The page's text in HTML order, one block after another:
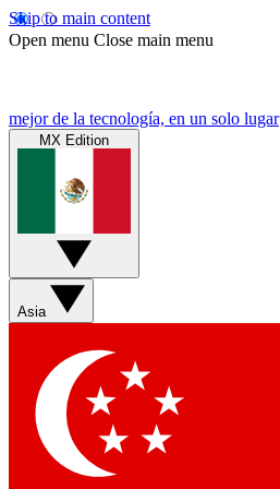
Skip to main content
Open menu Close main menu
mejor de la tecnología, en un solo lugar
MX Edition
Asia